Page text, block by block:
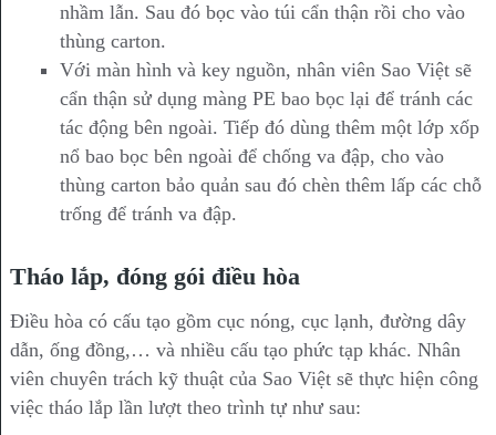
nhầm lẫn. Sau đó bọc vào túi cẩn thận rồi cho vào
thùng carton.
Với màn hình và key nguồn, nhân viên Sao Việt sẽ
cẩn thận sử dụng màng PE bao bọc lại để tránh các
tác động bên ngoài. Tiếp đó dùng thêm một lớp xốp
nổ bao bọc bên ngoài để chống va đập, cho vào
thùng carton bảo quản sau đó chèn thêm lấp các chỗ
trống để tránh va đập.
Tháo lắp, đóng gói điều hòa
Điều hòa có cấu tạo gồm cục nóng, cục lạnh, đường dây
dẫn, ống đồng,… và nhiều cấu tạo phức tạp khác. Nhân
viên chuyên trách kỹ thuật của Sao Việt sẽ thực hiện công
việc tháo lắp lần lượt theo trình tự như sau: